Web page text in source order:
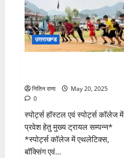
प्राधिकरण
देहरादून
डुँगराकोटी
द्वारा
“सड़क
सुरक्षा
-जीवन
किया
गया
उत्तराखण्ड
नितिन राणा
May 20, 2025
0
स्पोर्ट्स हॉस्टल एवं स्पोर्ट्स कॉलेज में
प्रवेश हेतु मुख्य ट्रायल सम्पन्न*
*स्पोर्ट्स कॉलेज में एथलेटिक्स,
बॉक्सिंग एवं...